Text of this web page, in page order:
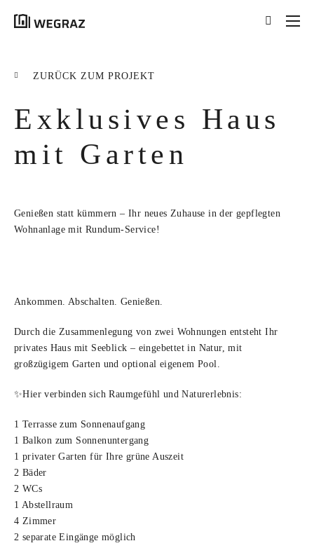
ALLE ERGEBNISSE ({{RESULTS.LENGTH}})
excerpt
ZURÜCK ZUM PROJEKT
Exklusives Haus
mit Garten
Genießen statt kümmern – Ihr neues Zuhause in der gepflegten
Wohnanlage mit Rundum-Service!
Ankommen. Abschalten. Genießen.
Durch die Zusammenlegung von zwei Wohnungen entsteht Ihr
privates Haus mit Seeblick – eingebettet in Natur, mit
großzügigem Garten und optional eigenem Pool.
✨Hier verbinden sich Raumgefühl und Naturerlebnis:
1 Terrasse zum Sonnenaufgang
1 Balkon zum Sonnenuntergang
1 privater Garten für Ihre grüne Auszeit
2 Bäder
2 WCs
1 Abstellraum
4 Zimmer
2 separate Eingänge möglich